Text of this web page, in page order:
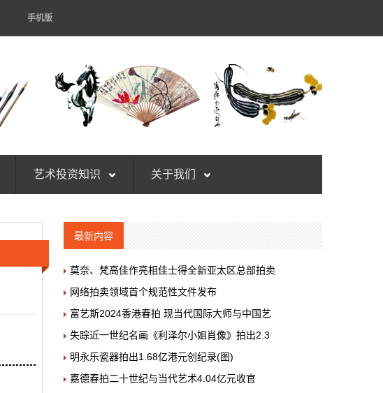
手机版
艺术投资知识 关于我们
最新内容
莫奈、梵高佳作亮相佳士得全新亚太区总部拍卖
网络拍卖领域首个规范性文件发布
富艺斯2024香港春拍 现当代国际大师与中国艺
失踪近一世纪名画《利泽尔小姐肖像》拍出2.3
明永乐瓷器拍出1.68亿港元创纪录(图)
嘉德春拍二十世纪与当代艺术4.04亿元收官